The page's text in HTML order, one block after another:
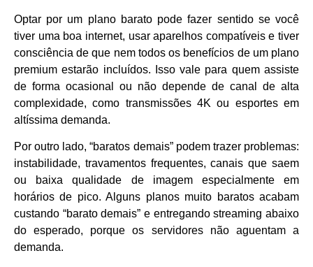
Optar por um plano barato pode fazer sentido se você
tiver uma boa internet, usar aparelhos compatíveis e tiver
consciência de que nem todos os benefícios de um plano
premium estarão incluídos. Isso vale para quem assiste
de forma ocasional ou não depende de canal de alta
complexidade, como transmissões 4K ou esportes em
altíssima demanda.
Por outro lado, “baratos demais” podem trazer problemas:
instabilidade, travamentos frequentes, canais que saem
ou baixa qualidade de imagem especialmente em
horários de pico. Alguns planos muito baratos acabam
custando “barato demais” e entregando streaming abaixo
do esperado, porque os servidores não aguentam a
demanda.